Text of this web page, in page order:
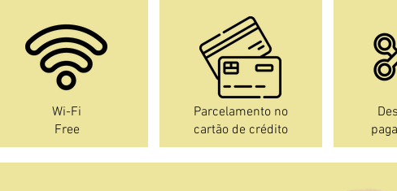
Wi-Fi
Free
Parcelamento no
cartão de crédito